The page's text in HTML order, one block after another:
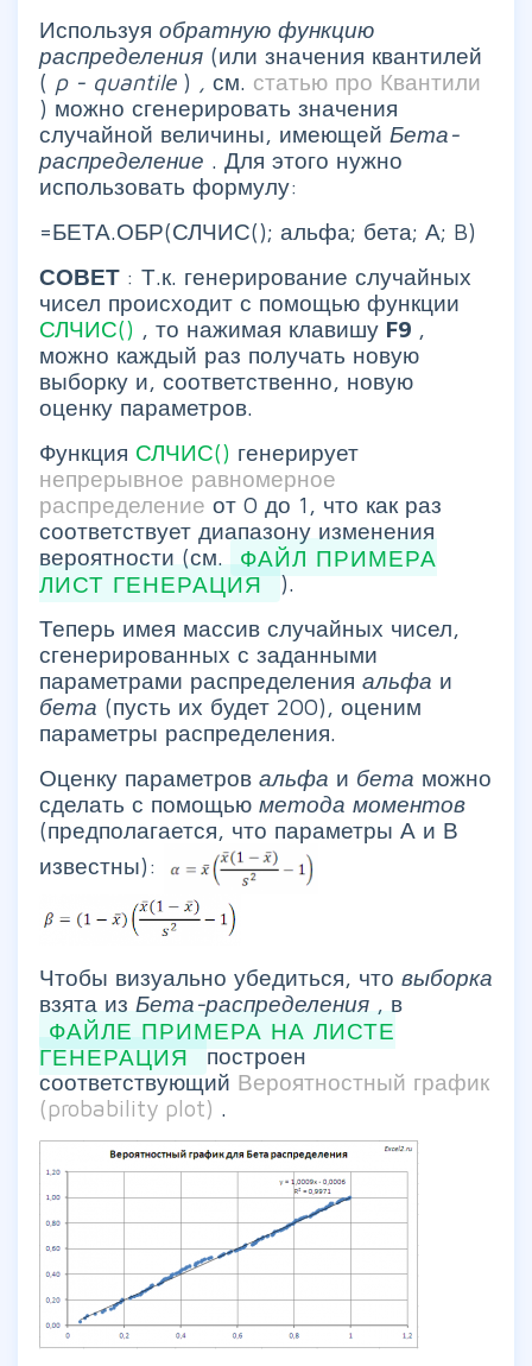
Используя обратную функцию
распределения (или значения квантилей
( p - quantile ) , см. статью про Квантили
) можно сгенерировать значения
случайной величины, имеющей Бета-
распределение . Для этого нужно
использовать формулу:
=БЕТА.ОБР(СЛЧИС(); альфа; бета; А; B)
СОВЕТ : Т.к. генерирование случайных
чисел происходит с помощью функции
СЛЧИС() , то нажимая клавишу F9 ,
можно каждый раз получать новую
выборку и, соответственно, новую
оценку параметров.
Функция СЛЧИС() генерирует
непрерывное равномерное
распределение от 0 до 1, что как раз
соответствует диапазону изменения
вероятности (см.
ФАЙЛ ПРИМЕРА
ЛИСТ ГЕНЕРАЦИЯ
).
Теперь имея массив случайных чисел,
сгенерированных с заданными
параметрами распределения альфа и
бета (пусть их будет 200), оценим
параметры распределения.
Оценку параметров альфа и бета можно
сделать с помощью метода моментов
(предполагается, что параметры А и В
известны):
Чтобы визуально убедиться, что выборка
взята из Бета-распределения , в
ФАЙЛЕ ПРИМЕРА НА ЛИСТЕ
ГЕНЕРАЦИЯ
построен
соответствующий Вероятностный график
(probability plot) .